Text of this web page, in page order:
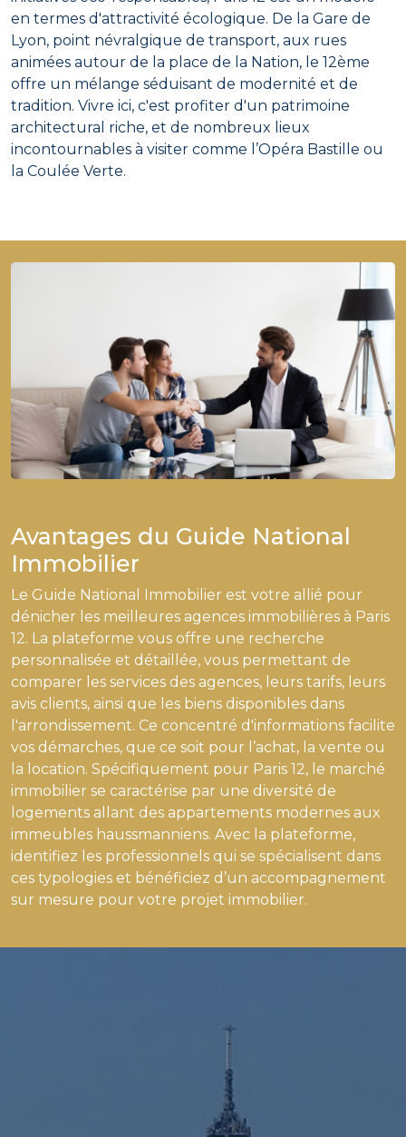
en termes d'attractivité écologique. De la Gare de
Lyon, point névralgique de transport, aux rues
animées autour de la place de la Nation, le 12ème
offre un mélange séduisant de modernité et de
tradition. Vivre ici, c'est profiter d'un patrimoine
architectural riche, et de nombreux lieux
incontournables à visiter comme l’Opéra Bastille ou
la Coulée Verte.
Avantages du Guide National
Immobilier
Le Guide National Immobilier est votre allié pour
dénicher les meilleures agences immobilières à Paris
12. La plateforme vous offre une recherche
personnalisée et détaillée, vous permettant de
comparer les services des agences, leurs tarifs, leurs
avis clients, ainsi que les biens disponibles dans
l'arrondissement. Ce concentré d'informations facilite
vos démarches, que ce soit pour l’achat, la vente ou
la location. Spécifiquement pour Paris 12, le marché
immobilier se caractérise par une diversité de
logements allant des appartements modernes aux
immeubles haussmanniens. Avec la plateforme,
identifiez les professionnels qui se spécialisent dans
ces typologies et bénéficiez d’un accompagnement
sur mesure pour votre projet immobilier.